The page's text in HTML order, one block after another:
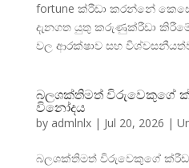
fortune ක්රීඩා කරන්නේ
දැනගත යුතු කරුණුක්රීඩා
වල ආරක්ෂාව සහ
බලශක්තිමත් විරුවෙකුගේ
විනෝදය
by admlnlx| Jul 20, 2026 |
බලශක්තිමත් විරුවෙකුගේ ක්රීඩා